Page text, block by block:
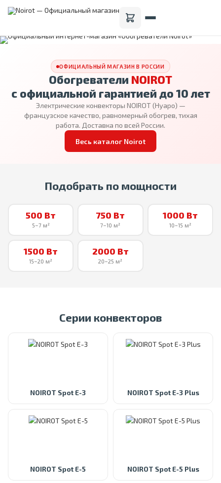
ОФИЦИАЛЬНЫЙ МАГАЗИН В РОССИИ
Обогреватели NOIROT
с официальной гарантией до 10 лет
Электрические конвекторы NOIROT (Нуаро) —
французское качество, равномерный обогрев, тихая
работа. Доставка по всей России.
Весь каталог Noirot
Подобрать по мощности
500 Вт
5–7 м²
750 Вт
7–10 м²
1000 Вт
10–15 м²
1500 Вт
15–20 м²
2000 Вт
20–25 м²
Серии конвекторов
NOIROT Spot E-3 NOIROT Spot E-3 Plus
NOIROT Spot E-5 NOIROT Spot E-5 Plus